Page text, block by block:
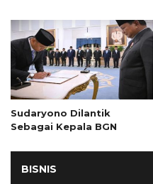
Sudaryono Dilantik
Sebagai Kepala BGN
BISNIS